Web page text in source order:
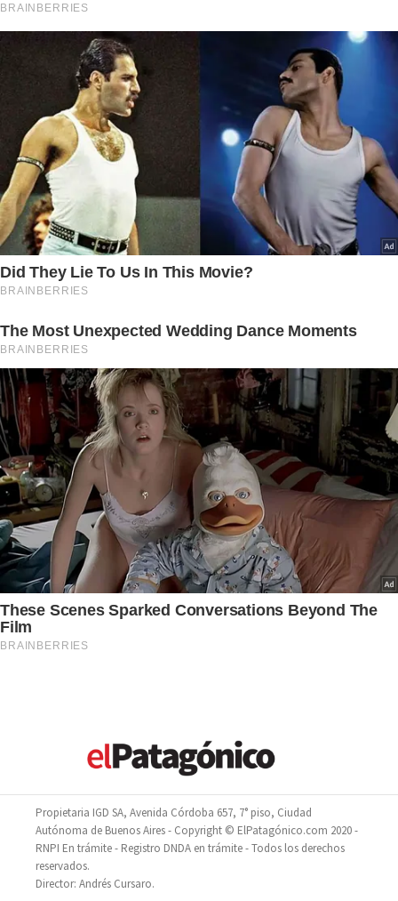
Propietaria IGD SA, Avenida Córdoba 657, 7° piso, Ciudad
Autónoma de Buenos Aires - Copyright © ElPatagónico.com 2020 -
RNPI En trámite - Registro DNDA en trámite - Todos los derechos
reservados.
Director: Andrés Cursaro.